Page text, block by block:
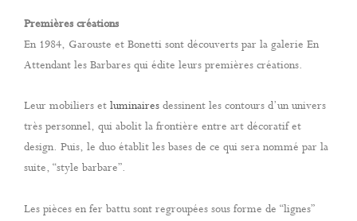
Premières créations
En 1984, Garouste et Bonetti sont découverts par la galerie En
Attendant les Barbares qui édite leurs premières créations.
Leur mobiliers et luminaires dessinent les contours d’un univers
très personnel, qui abolit la frontière entre art décoratif et
design. Puis, le duo établit les bases de ce qui sera nommé par la
suite, “style barbare”.
Les pièces en fer battu sont regroupées sous forme de “lignes”